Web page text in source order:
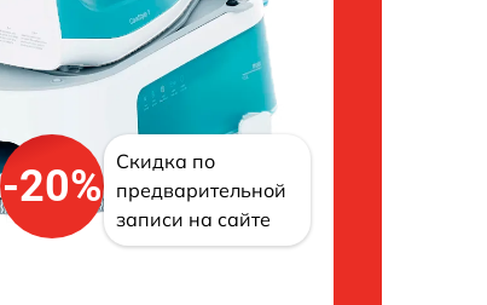
-20%
Скидка по
предварительной
записи на сайте